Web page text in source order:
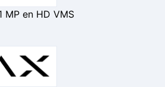
MP en HD VMS